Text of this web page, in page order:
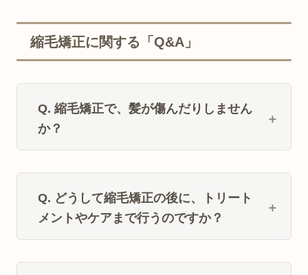
縮毛矯正に関する「Q&A」
Q. 縮毛矯正で、髪が傷んだりしません
か？
Q. どうして縮毛矯正の後に、トリート
メントやケアまで行うのですか？